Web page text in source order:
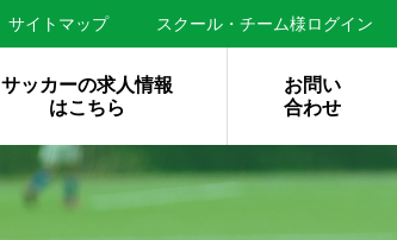
サイトマップ スクール・チーム様ログイン
サッカーの求人情報
はこちら
お問い
合わせ